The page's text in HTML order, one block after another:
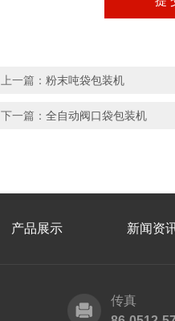
上一篇： 粉末吨袋包装机
下一篇： 全自动阀口袋包装机
产品展示 新闻资
传真